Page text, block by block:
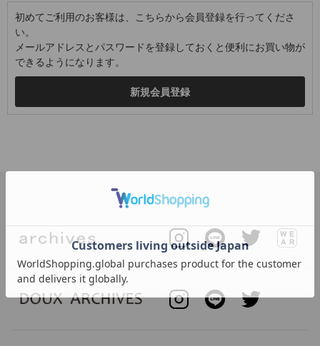
初めてご利用のお客様は、こちらから会員登録を行ってくださ
い。
メールアドレスとパスワードを登録しておくと便利にお買い物が
できるようになります。